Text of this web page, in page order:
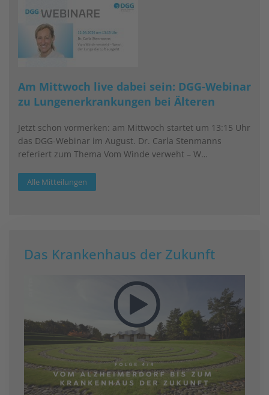
Am Mittwoch live dabei sein: DGG-Webinar
zu Lungenerkrankungen bei Älteren
Jetzt schon vormerken: am Mittwoch startet um 13:15 Uhr
das DGG-Webinar im August. Dr. Carla Stenmanns
referiert zum Thema Vom Winde verweht – W…
Alle Mitteilungen
Das Krankenhaus der Zukunft